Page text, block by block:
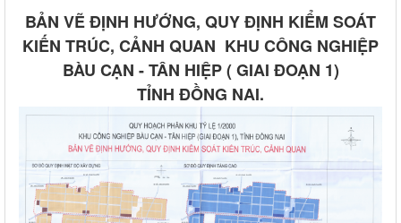
BẢN VẼ ĐỊNH HƯỚNG, QUY ĐỊNH KIỂM SOÁT
KIẾN TRÚC, CẢNH QUAN KHU CÔNG NGHIỆP
BÀU CẠN - TÂN HIỆP ( GIAI ĐOẠN 1)
TỈNH ĐỒNG NAI.